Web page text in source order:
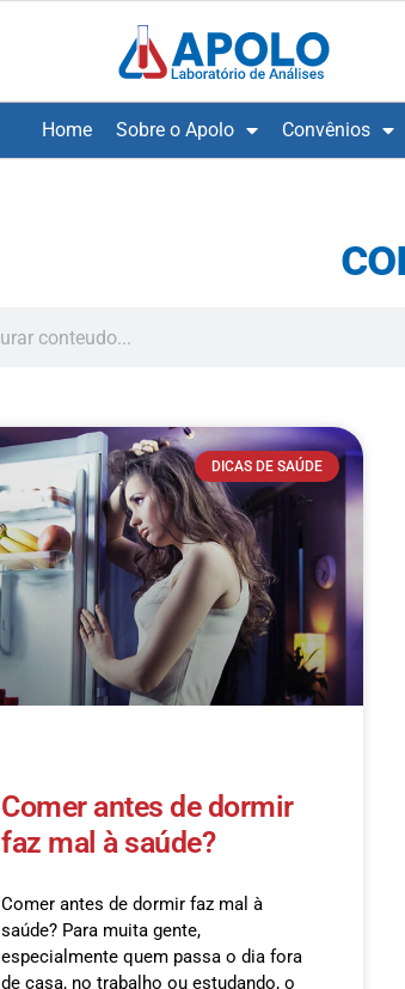
Home Sobre o Apolo Convênios
DICAS DE SAÚDE
Comer antes de dormir
faz mal à saúde?
Comer antes de dormir faz mal à
saúde? Para muita gente,
especialmente quem passa o dia fora
de casa, no trabalho ou estudando, o